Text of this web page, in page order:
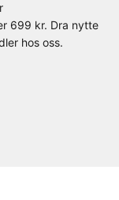
699 kr. Dra nytte
hos oss.